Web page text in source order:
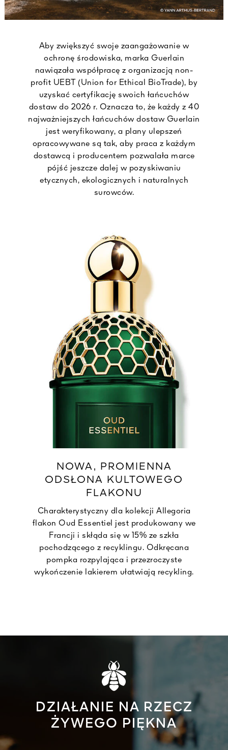
Aby zwiększyć swoje zaangażowanie w
ochronę środowiska, marka Guerlain
nawiązała współpracę z organizacją non-
profit UEBT (Union for Ethical BioTrade), by
uzyskać certyfikację swoich łańcuchów
dostaw do 2026 r. Oznacza to, że każdy z 40
najważniejszych łańcuchów dostaw Guerlain
jest weryfikowany, a plany ulepszeń
opracowywane są tak, aby praca z każdym
dostawcą i producentem pozwalała marce
pójść jeszcze dalej w pozyskiwaniu
etycznych, ekologicznych i naturalnych
surowców.
NOWA, PROMIENNA
ODSŁONA KULTOWEGO
FLAKONU
Charakterystyczny dla kolekcji Allegoria
flakon Oud Essentiel jest produkowany we
Francji i skłąda się w 15% ze szkła
pochodzącego z recyklingu. Odkręcana
pompka rozpylająca i przezroczyste
wykończenie lakierem ułatwiają recykling.
DZIAŁANIE NA RZECZ
ŻYWEGO PIĘKNA